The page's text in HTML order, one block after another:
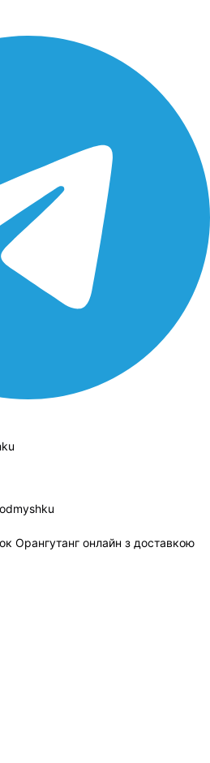
Орангутанг онлайн з доставкою